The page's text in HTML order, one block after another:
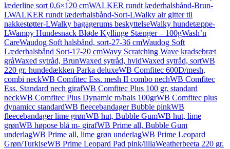
læderline sort 0,6×120 cmWALKER rundt læderhalsbånd-Brun-
LWALKER rundt læderhalsbånd-Sort-LWalky air gitter til
nakkestøtter-LWalky bagagerums beskyttelseWalky hundetæppe-
LWampy Hundesnack Bløde Kyllinge Stænger – 100gWash’n
CareWaudog Soft halsbånd, sort-27-36 cmWaudog Soft
Læderhalsbånd Sort-17-20 cmWavy Scratching Wave kradsebræt
gråWaxed sytråd, BrunWaxed sytråd, hvidWaxed sytråd, sortWB
220 gr. hundedækken Parka deluxeWB Comfitec 600D/mesh,
combi neckWB Comfitec Ess. mesh II combo nechWB Comfitec
Ess. Standard nech girafWB Comfitec Plus 100 gr. standard
neckWB Comfitec Plus Dynamic m/hals 100grWB Comfitec plus
dynamicc standardWB fleecebandager Bubble pinkWB
fleecebandager lime grønWB hut, Bubble GumWB hut, lime
grønWB høpose blå m- girafWB Prime all, Bubble Gum
underlagWB Prime all, lime grøn underlagWB Prime Leopard
Grøn/TurkiseWB Prime Leopard Pad pink/lillaWeatherbeeta 220 gr.